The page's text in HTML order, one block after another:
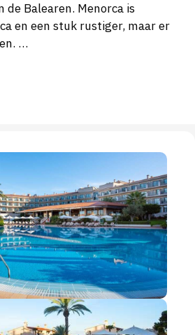
de Balearen. Menorca is
en een stuk rustiger, maar er
…